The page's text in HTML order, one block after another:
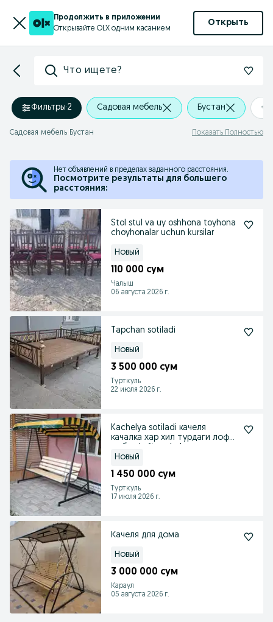
Продолжить в приложении
Открывайте OLX одним касанием
Открыть
Что ищете?
Фильтры·2 Садовая мебель Бустан +0
Садовая мебель Бустан Показать Полностью
Нет объявлений в пределах заданного расстояния.
Посмотрите результаты для большего
расстояния:
Stol stul va uy oshhona toyhona
choyhonalar uchun kursilar
Новый
110 000 сум
Чалыш
06 августа 2026 г.
Tapchan sotiladi
Новый
3 500 000 сум
Турткуль
22 июля 2026 г.
Kachelya sotiladi качеля
качалка хар хил турдаги лофт
Новый
1 450 000 сум
Турткуль
17 июля 2026 г.
Качеля для дома
Новый
3 000 000 сум
Караул
05 августа 2026 г.